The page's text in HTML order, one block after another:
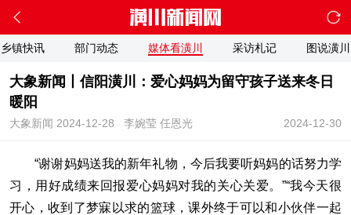
乡镇快讯 部门动态 媒体看潢川 采访札记 图说潢川
大象新闻丨信阳潢川：爱心妈妈为留守孩子送来冬日
暖阳
2024-12-30
大象新闻 2024-12-28 李婉莹 任恩光
“谢谢妈妈送我的新年礼物，今后我要听妈妈的话努力学
习，用好成绩来回报爱心妈妈对我的关心关爱。”“我今天很
开心，收到了梦寐以求的篮球，课外终于可以和小伙伴一起